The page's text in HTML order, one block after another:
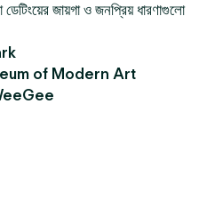
ডেটিংয়ের জায়গা ও জনপ্রিয় ধারণাগুলো
of Modern Art